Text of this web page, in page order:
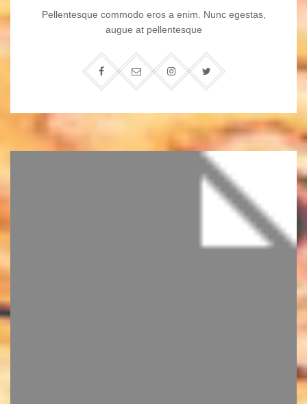
Pellentesque commodo eros a enim. Nunc egestas,
augue at pellentesque